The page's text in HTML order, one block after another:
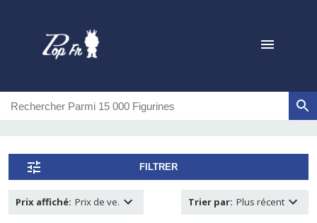
FILTRER
Prix affiché: Prix de ve. Trier par: Plus récent